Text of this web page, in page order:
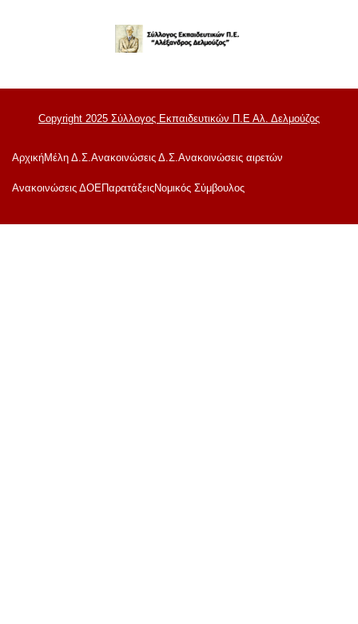
Copyright 2025 Σύλλογος Εκπαιδευτικών Π.Ε Αλ. Δελμούζος
ΑρχικήΜέλη Δ.Σ. Ανακοινώσεις Δ.Σ. Ανακοινώσεις αιρετών
Ανακoινώσεις ΔΟΕΠαρατάξειςΝομικός Σύμβουλος